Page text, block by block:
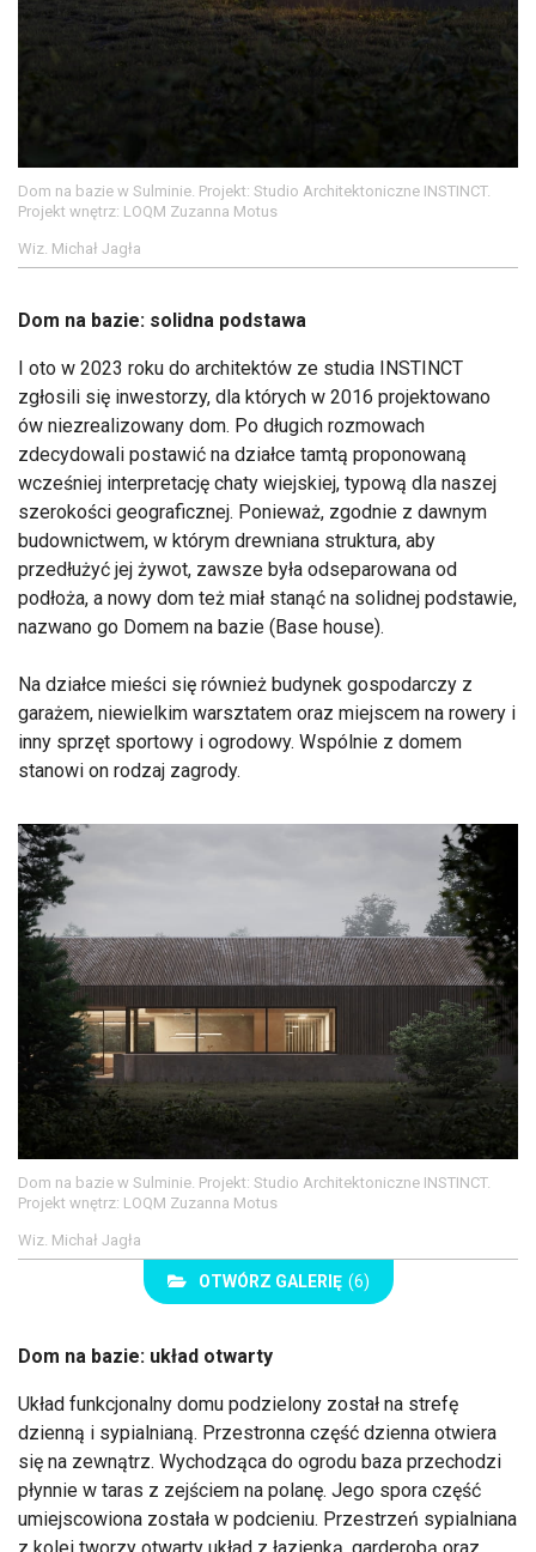
Dom na bazie w Sulminie. Projekt: Studio Architektoniczne INSTINCT.
Projekt wnętrz: LOQM Zuzanna Motus
Wiz. Michał Jagła
Dom na bazie: solidna podstawa
I oto w 2023 roku do architektów ze studia INSTINCT
zgłosili się inwestorzy, dla których w 2016 projektowano
ów niezrealizowany dom. Po długich rozmowach
zdecydowali postawić na działce tamtą proponowaną
wcześniej interpretację chaty wiejskiej, typową dla naszej
szerokości geograficznej. Ponieważ, zgodnie z dawnym
budownictwem, w którym drewniana struktura, aby
przedłużyć jej żywot, zawsze była odseparowana od
podłoża, a nowy dom też miał stanąć na solidnej podstawie,
nazwano go Domem na bazie (Base house).
Na działce mieści się również budynek gospodarczy z
garażem, niewielkim warsztatem oraz miejscem na rowery i
inny sprzęt sportowy i ogrodowy. Wspólnie z domem
stanowi on rodzaj zagrody.
Dom na bazie w Sulminie. Projekt: Studio Architektoniczne INSTINCT.
Projekt wnętrz: LOQM Zuzanna Motus
Wiz. Michał Jagła
OTWÓRZ GALERIĘ (6)
Dom na bazie: układ otwarty
Układ funkcjonalny domu podzielony został na strefę
dzienną i sypialnianą. Przestronna część dzienna otwiera
się na zewnątrz. Wychodząca do ogrodu baza przechodzi
płynnie w taras z zejściem na polanę. Jego spora część
umiejscowiona została w podcieniu. Przestrzeń sypialniana